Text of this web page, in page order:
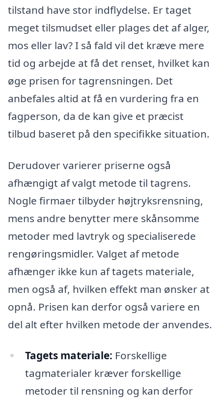
tilstand have stor indflydelse. Er taget
meget tilsmudset eller plages det af alger,
mos eller lav? I så fald vil det kræve mere
tid og arbejde at få det renset, hvilket kan
øge prisen for tagrensningen. Det
anbefales altid at få en vurdering fra en
fagperson, da de kan give et præcist
tilbud baseret på den specifikke situation.
Derudover varierer priserne også
afhængigt af valgt metode til tagrens.
Nogle firmaer tilbyder højtryksrensning,
mens andre benytter mere skånsomme
metoder med lavtryk og specialiserede
rengøringsmidler. Valget af metode
afhænger ikke kun af tagets materiale,
men også af, hvilken effekt man ønsker at
opnå. Prisen kan derfor også variere en
del alt efter hvilken metode der anvendes.
Tagets materiale: Forskellige
tagmaterialer kræver forskellige
metoder til rensning og kan derfor